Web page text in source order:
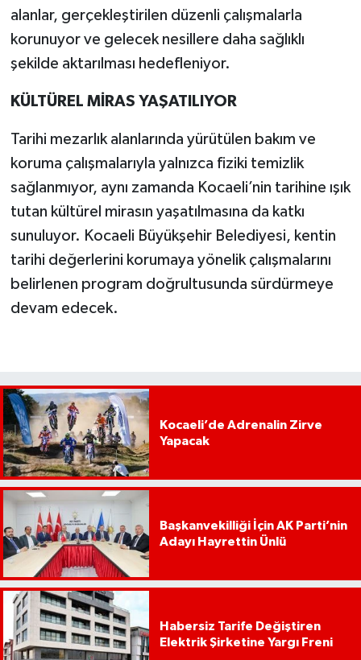
alanlar, gerçekleştirilen düzenli çalışmalarla
korunuyor ve gelecek nesillere daha sağlıklı
şekilde aktarılması hedefleniyor.
KÜLTÜREL MİRAS YAŞATILIYOR
Tarihi mezarlık alanlarında yürütülen bakım ve
koruma çalışmalarıyla yalnızca fiziki temizlik
sağlanmıyor, aynı zamanda Kocaeli’nin tarihine ışık
tutan kültürel mirasın yaşatılmasına da katkı
sunuluyor. Kocaeli Büyükşehir Belediyesi, kentin
tarihi değerlerini korumaya yönelik çalışmalarını
belirlenen program doğrultusunda sürdürmeye
devam edecek.
Kocaeli’de Adrenalin Zirve
Yapacak
Başkanvekilliği İçin AK Parti’nin
Adayı Hayrettin Ünlü
Habersiz Tarife Değiştiren
Elektrik Şirketine Yargı Freni